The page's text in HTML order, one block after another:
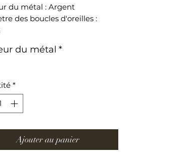
du métal : Argent
des boucles d'oreilles :
d'oreilles en acier inoxydable
du métal *
*
Ajouter au panier